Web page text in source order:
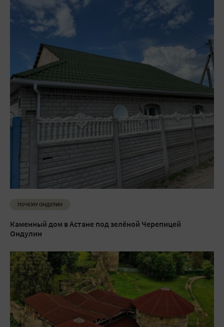
ПОЧЕМУ ОНДУЛИН
Каменный дом в Астане под зелёной Черепицей
Ондулин